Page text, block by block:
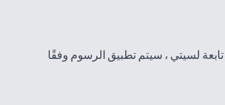
تابعة لسيتي ، سيتم تطبيق الرسوم وفقًا